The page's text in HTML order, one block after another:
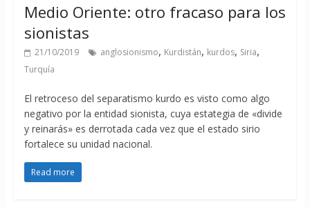
Medio Oriente: otro fracaso para los
sionistas
21/10/2019 anglosionismo, Kurdistán, kurdos, Siria,
Turquía
El retroceso del separatismo kurdo es visto como algo
negativo por la entidad sionista, cuya estategia de «divide
y reinarás» es derrotada cada vez que el estado sirio
fortalece su unidad nacional.
Read more